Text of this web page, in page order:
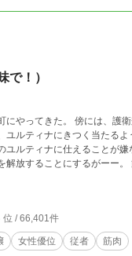
で！）
やってきた。 傍には、護
きつく当たるようになっていた。
ることが嫌なのだろう。 前世も思
筋骨隆々護衛兼従者 × 前世を思い出し
位 / 66,401件
女性優位 従者 筋肉